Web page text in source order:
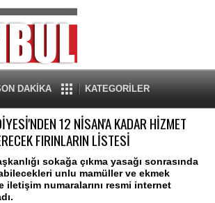
DAKİKA KATEGORİLER
12 NİSAN'A KADAR HİZMET
FIRINLARIN LİSTESİ
sokağa çıkma yasağı sonrasında
unlu mamüller ve ekmek
iletişim numaralarını resmi internet